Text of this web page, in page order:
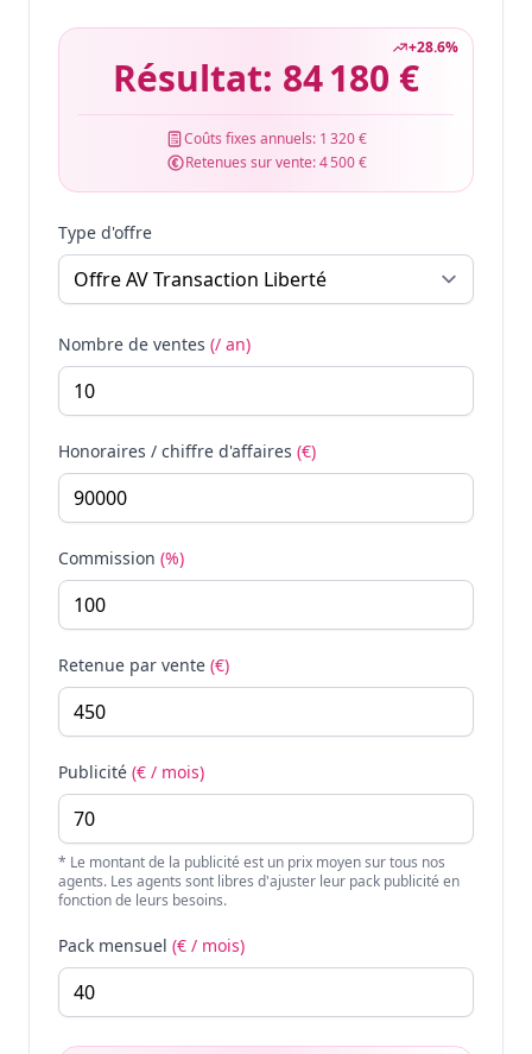
+28.6%
Résultat: 84 180 €
Coûts fixes annuels: 1 320 €
Retenues sur vente:4 500 €
Type d'offre
Nombre de ventes (/ an)
Honoraires / chiffre d'affaires (€)
Commission (%)
Retenue par vente (€)
Publicité (€ / mois)
* Le montant de la publicité est un prix moyen sur tous nos
agents. Les agents sont libres d'ajuster leur pack publicité en
fonction de leurs besoins.
Pack mensuel (€ / mois)